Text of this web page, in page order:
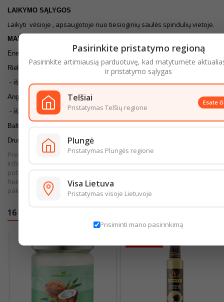
LAIKYMO SĄLYGOS
Laikyti vėsioje , apsaugotoje nuo tiesioginių saulės spindulių vietoje.
MAISTINGUMO VERTĖ (100G)
Energinė vertė 3700kj/900kcal
Riebalai
- iš kurių sočiųjų riebalų rūgščių 10g
Angliavandeniai 0g
- iš kurių cukrų 0g
Baltymai 0g
Druska 0g
Prekės išvaizda gali šiek tiek skirtis nuo pateiktos nuotraukoje.
Informacija, kurią pateikiame internetinėje parduotuvėje, yra bendro
pobūdžio. Išsamesnė informacija pateikiama ant produkto pakuotės.
Rekomenduojame vadovautis informacija, esančia ant produkto
pakuotės.
16 KITOS PREKĖS TOJE PAČIOJE KATEGORIJOJE:
Pasirinkite pristatymo regioną
Pasirinkite artimiausią parduotuvę, kad matytumėte
ir pristatymo sąlygas
Telšiai
Pristatymas Telšių regione
Esate
Plungė
Pristatymas Plungės regione
Visa Lietuva
Pristatymas visoje Lietuvoje
Prisiminti mano pasirinkimą